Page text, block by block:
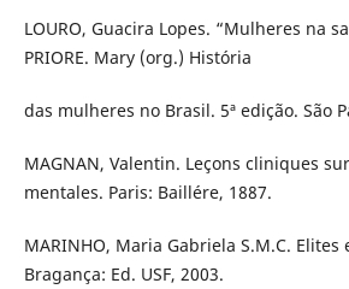
LOURO, Guacira Lopes. “Mulheres na
PRIORE. Mary (org.) História
das mulheres no Brasil. 5ª edição. São
MAGNAN, Valentin. Leçons cliniques
mentales. Paris: Baillére, 1887.
MARINHO, Maria Gabriela S.M.C. Elites
Bragança: Ed. USF, 2003.